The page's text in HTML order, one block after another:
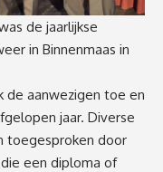
de jaarlijkse
in Binnenmaas in
de aanwezigen toe en
jaar. Diverse
toegesproken door
een diploma of